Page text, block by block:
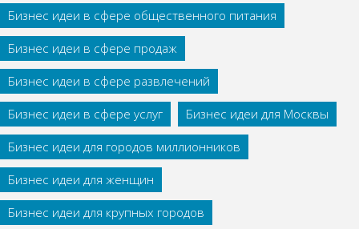
Бизнес идеи в сфере общественного питания
Бизнес идеи в сфере продаж
Бизнес идеи в сфере развлечений
Бизнес идеи в сфере услуг
Бизнес идеи для Москвы
Бизнес идеи для городов миллионников
Бизнес идеи для женщин
Бизнес идеи для крупных городов